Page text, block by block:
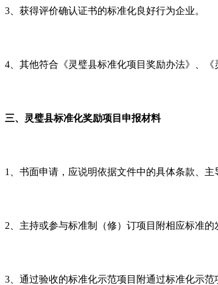
3、获得评价确认证书的标准化良好行为企业。
4、其他符合《灵璧县标准化项目奖励办法》、
三、灵璧县标准化奖励项目申报材料
1、书面申请，应说明依据文件中的具体条款、
2、主持或参与标准制（修）订项目附相应标准的
3、通过验收的标准化示范项目附通过标准化示范